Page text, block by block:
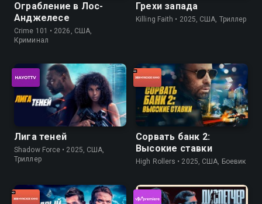
Ограбление в Лос-
Анджелесе
Crime 101 • 2026, США,
Криминал
Грехи запада
Killing Faith • 2025, США, Триллер
Лига теней
Shadow Force • 2025, США,
Триллер
Сорвать банк 2:
Высокие ставки
High Rollers • 2025, США, Боевик